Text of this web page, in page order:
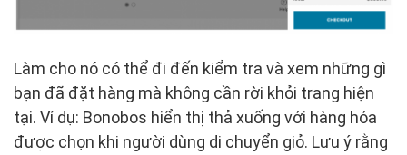
Làm cho nó có thể đi đến kiểm tra và xem những gì
bạn đã đặt hàng mà không cần rời khỏi trang hiện
tại. Ví dụ: Bonobos hiển thị thả xuống với hàng hóa
được chọn khi người dùng di chuyển giỏ. Lưu ý rằng